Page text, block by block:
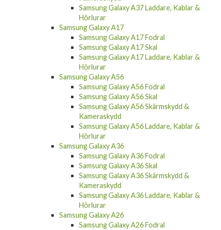
Samsung Galaxy A37 Laddare, Kablar &
Hörlurar
Samsung Galaxy A17
Samsung Galaxy A17 Fodral
Samsung Galaxy A17 Skal
Samsung Galaxy A17 Laddare, Kablar &
Hörlurar
Samsung Galaxy A56
Samsung Galaxy A56 Fodral
Samsung Galaxy A56 Skal
Samsung Galaxy A56 Skärmskydd &
Kameraskydd
Samsung Galaxy A56 Laddare, Kablar &
Hörlurar
Samsung Galaxy A36
Samsung Galaxy A36 Fodral
Samsung Galaxy A36 Skal
Samsung Galaxy A36 Skärmskydd &
Kameraskydd
Samsung Galaxy A36 Laddare, Kablar &
Hörlurar
Samsung Galaxy A26
Samsung Galaxy A26 Fodral